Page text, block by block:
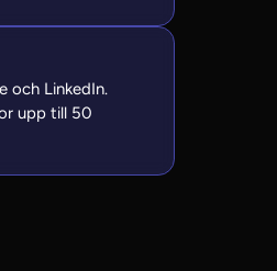
och LinkedIn.
upp till 50